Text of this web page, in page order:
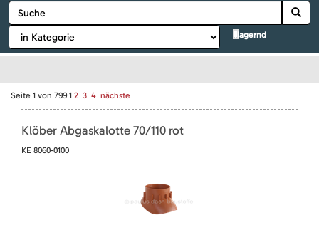
lagernd
Seite 1 von 799 1 2 3 4 nächste
Klöber Abgaskalotte 70/110 rot
KE 8060-0100